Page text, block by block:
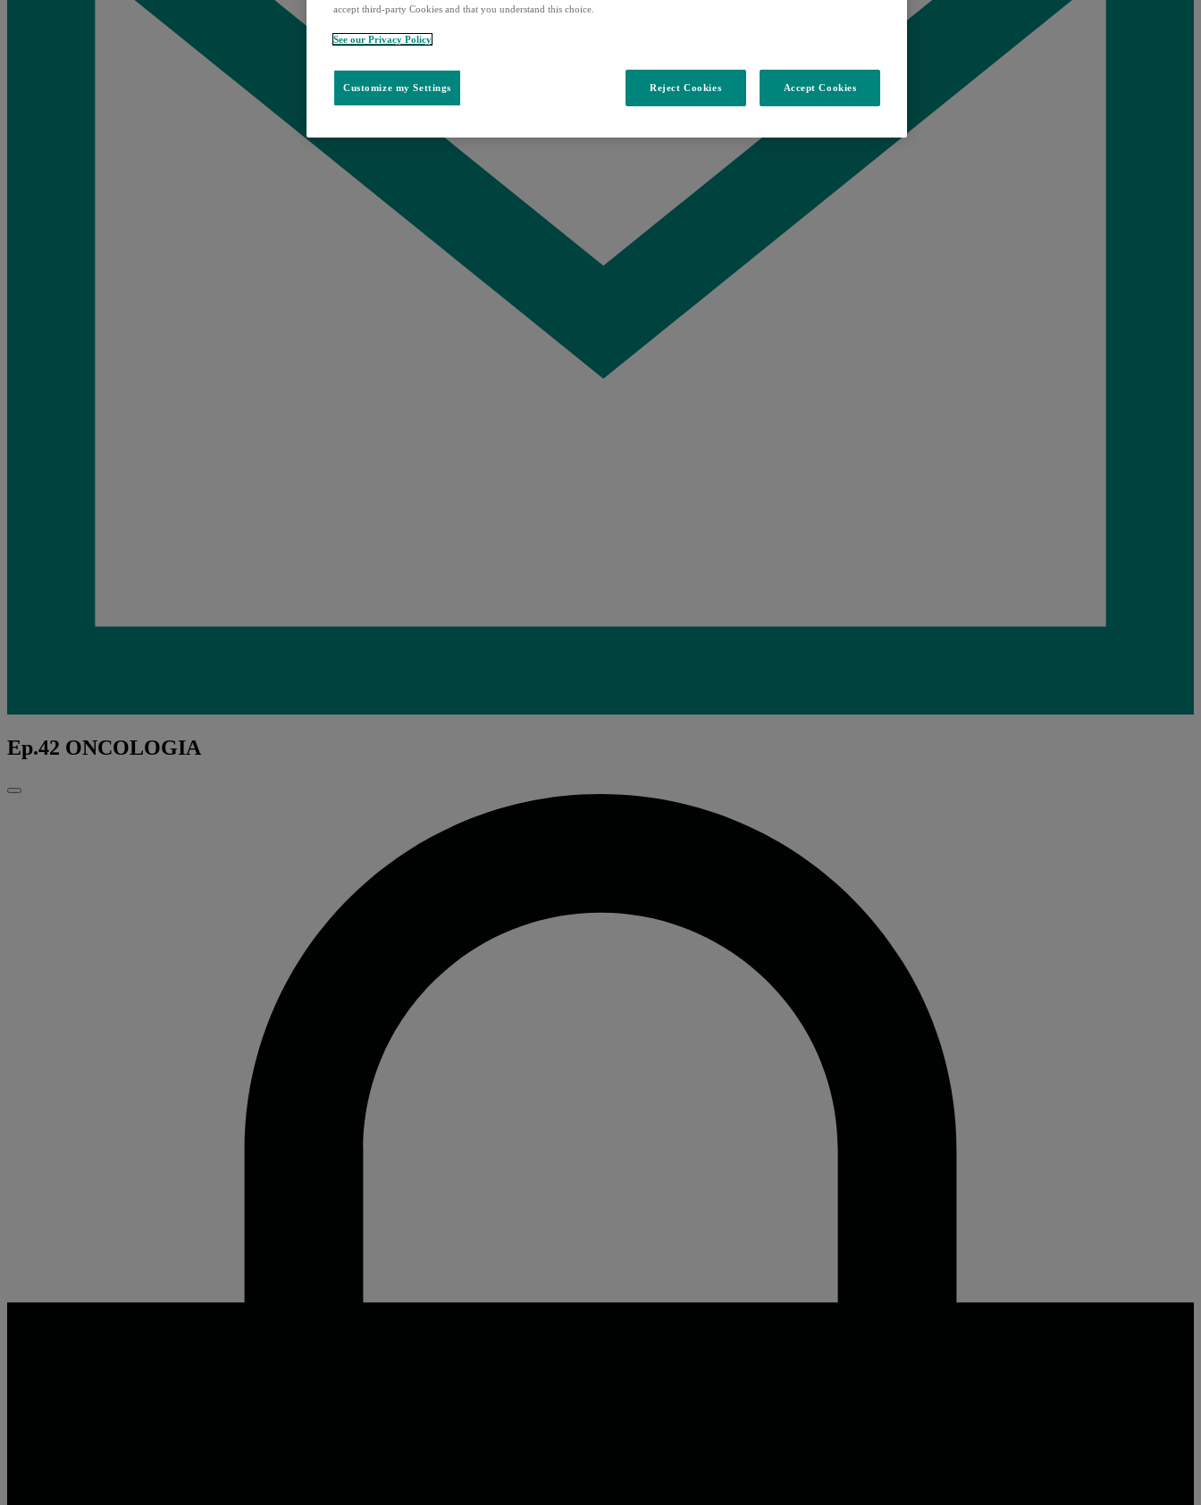
Ep.42 ONCOLOGIA
Fechar
accept third-party Cookies and that you understand this choice.
See our Privacy Policy
Customize my Settings Reject Cookies Accept Cookies